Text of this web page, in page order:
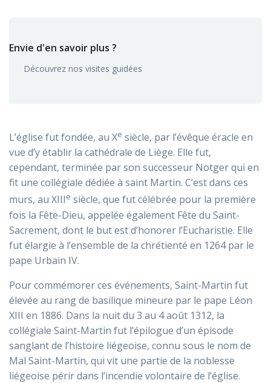
Envie d'en savoir plus ?
Découvrez nos visites guidées
L’église fut fondée, au Xe siècle, par l’évêque éracle en
vue d’y établir la cathédrale de Liège. Elle fut,
cependant, terminée par son successeur Notger qui en
fit une collégiale dédiée à saint Martin. C’est dans ces
murs, au XIIIe siècle, que fut célébrée pour la première
fois la Fête-Dieu, appelée également Fête du Saint-
Sacrement, dont le but est d’honorer l’Eucharistie. Elle
fut élargie à l’ensemble de la chrétienté en 1264 par le
pape Urbain IV.
Pour commémorer ces événements, Saint-Martin fut
élevée au rang de basilique mineure par le pape Léon
XIII en 1886. Dans la nuit du 3 au 4 août 1312, la
collégiale Saint-Martin fut l’épilogue d’un épisode
sanglant de l’histoire liégeoise, connu sous le nom de
Mal Saint-Martin, qui vit une partie de la noblesse
liégeoise périr dans l’incendie volontaire de l’église.